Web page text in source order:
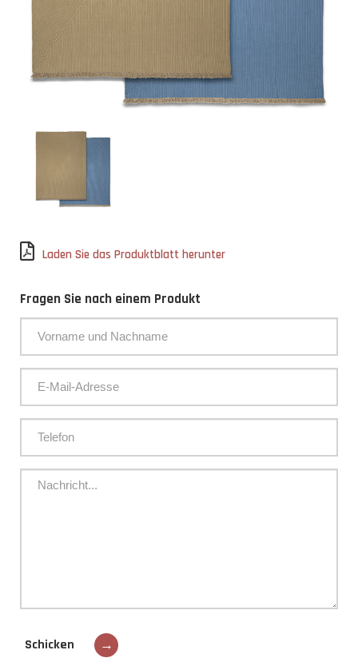
Laden Sie das Produktblatt herunter
Fragen Sie nach einem Produkt
Schicken →